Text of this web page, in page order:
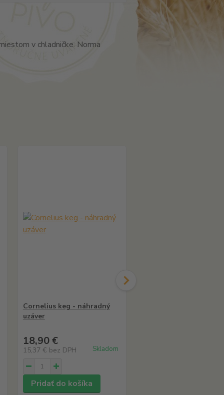
v chladničke. Norma
Cornelius keg - náhradný
uzáver
18,90 €
15,37 € bez DPH Skladom
Pridať do košíka